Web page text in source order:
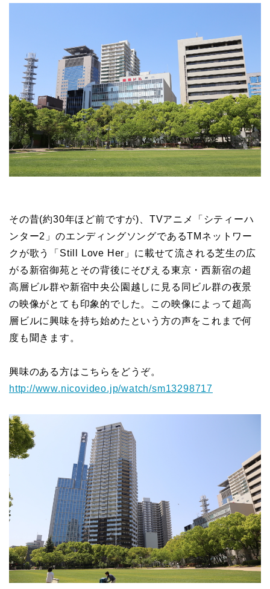
その昔(約30年ほど前ですが)、TVアニメ「シティーハ
ンター2」のエンディングソングであるTMネットワー
クが歌う「Still Love Her」に載せて流される芝生の広
がる新宿御苑とその背後にそびえる東京・西新宿の超
高層ビル群や新宿中央公園越しに見る同ビル群の夜景
の映像がとても印象的でした。この映像によって超高
層ビルに興味を持ち始めたという方の声をこれまで何
度も聞きます。
興味のある方はこちらをどうぞ。
http://www.nicovideo.jp/watch/sm13298717